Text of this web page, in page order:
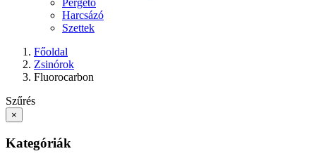
Pergető
Harcsázó
Szettek
Főoldal
Zsinórok
Fluorocarbon
Szűrés
×
Kategóriák